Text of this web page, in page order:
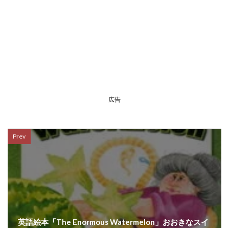
広告
Prev
英語絵本「The Enormous Watermelon」おおきなスイ